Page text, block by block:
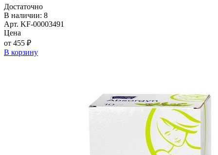
Достаточно
В наличии: 8
Арт. KF-00003491
Цена
от 455 ₽
В корзину